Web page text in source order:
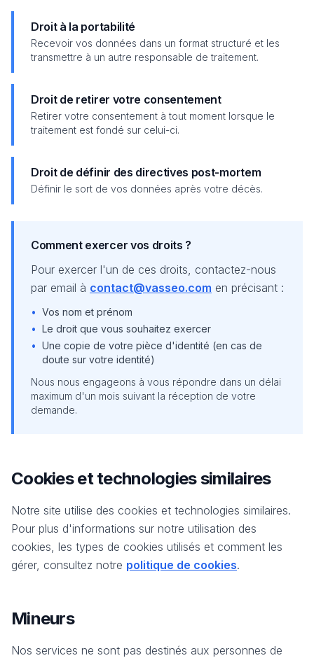
Droit à la portabilité
Recevoir vos données dans un format structuré et les
transmettre à un autre responsable de traitement.
Droit de retirer votre consentement
Retirer votre consentement à tout moment lorsque le
traitement est fondé sur celui-ci.
Droit de définir des directives post-mortem
Définir le sort de vos données après votre décès.
Comment exercer vos droits ?
Pour exercer l'un de ces droits, contactez-nous
par email à contact@vasseo.com en précisant :
• Vos nom et prénom
• Le droit que vous souhaitez exercer
• Une copie de votre pièce d'identité (en cas de
doute sur votre identité)
Nous nous engageons à vous répondre dans un délai
maximum d'un mois suivant la réception de votre
demande.
Cookies et technologies similaires
Notre site utilise des cookies et technologies similaires.
Pour plus d'informations sur notre utilisation des
cookies, les types de cookies utilisés et comment les
gérer, consultez notre politique de cookies.
Mineurs
Nos services ne sont pas destinés aux personnes de